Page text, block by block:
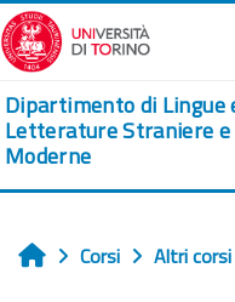
Vai al contenuto principale
Dipartimento di Lingue
Letterature Straniere
Moderne
Home
Corsi Altri corsi